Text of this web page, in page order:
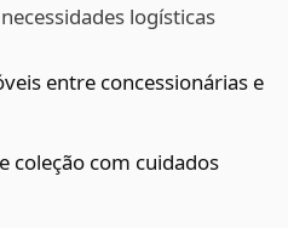
logísticas
entre concessionárias e
coleção com cuidados